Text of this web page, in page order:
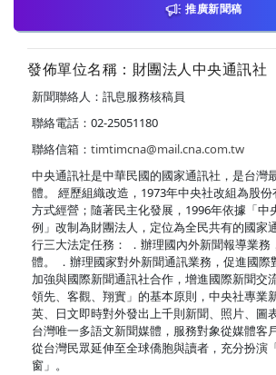
推廣新聞稿
發佈單位名稱：財團法人中央通訊社
新聞聯絡人：訊息服務核稿員
聯絡電話：02-25051180
聯絡信箱： timtimcna@mail.cna.com.tw
中央通訊社是中華民國的國家通訊社，是台灣
體。 經歷組織改造，1973年中央社改組為股
方式經營；隨著民主化發展，1996年依據「中
例」改制為財團法人，定位為全民共有的國家
行三大法定任務： ．辦理國內外新聞報導業務
體。 ．辦理國家對外新聞通訊業務，促進國際
加強與國際新聞通訊社合作，增進國際新聞交
領先、客觀、翔實」的基本原則，中央社專業
英、日文即時對外發出上千則新聞、照片、圖
台灣唯一多語文新聞媒體，服務對象從媒體客
從台灣民眾延伸至全球僑胞與讀者，充分扮演
窗」。